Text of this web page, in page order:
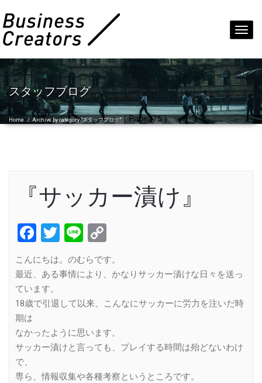
スタッフブログ
Home /Archive by category "スタッフブログ"( Page275 )
『サッカー漬け』
Facebook
Twitter
Line
Link
こんにちは。のむらです。
最近、ある事情により、かなりサッカー漬けな日々を送っ
ています。
18歳で引退して以来、こんなにサッカーに労力を注いだ時
期は
なかったように思います。
サッカー漬けと言っても、プレイする時間は殆どないわけ
で、
専ら、情報収集や各種考察というところです。